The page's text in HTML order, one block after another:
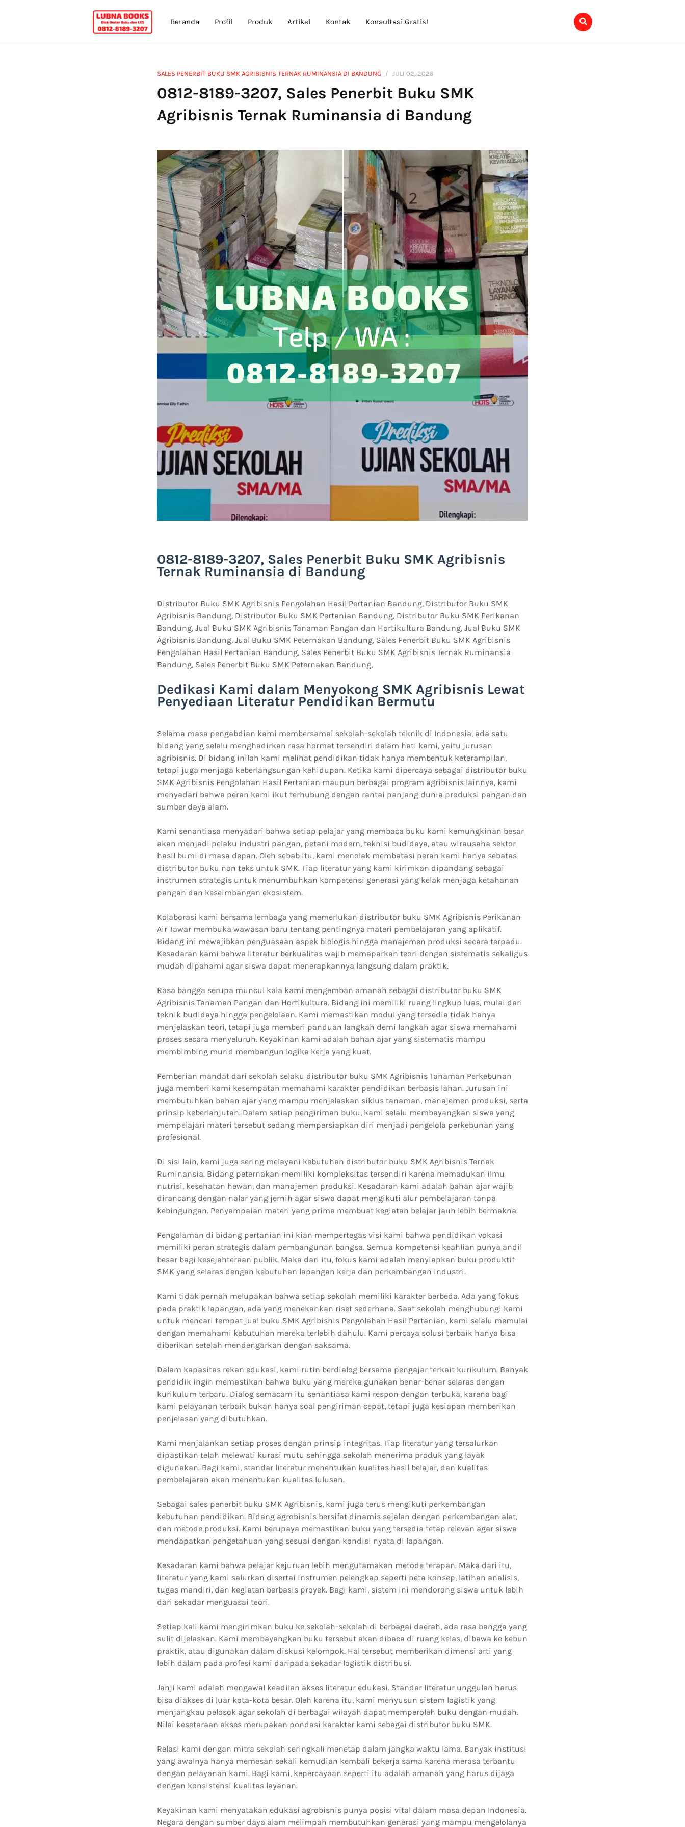
Beranda Profil Produk Artikel Kontak Konsultasi Gratis!
SALES PENERBIT BUKU SMK AGRIBISNIS TERNAK RUMINANSIA DI BANDUNG JULI 02, 2026
0812-8189-3207, Sales Penerbit Buku SMK
Agribisnis Ternak Ruminansia di Bandung
0812-8189-3207, Sales Penerbit Buku SMK Agribisnis
Ternak Ruminansia di Bandung
Distributor Buku SMK Agribisnis Pengolahan Hasil Pertanian Bandung, Distributor Buku SMK
Agribisnis Bandung, Distributor Buku SMK Pertanian Bandung, Distributor Buku SMK Perikanan
Bandung, Jual Buku SMK Agribisnis Tanaman Pangan dan Hortikultura Bandung, Jual Buku SMK
Agribisnis Bandung, Jual Buku SMK Peternakan Bandung, Sales Penerbit Buku SMK Agribisnis
Pengolahan Hasil Pertanian Bandung, Sales Penerbit Buku SMK Agribisnis Ternak Ruminansia
Bandung, Sales Penerbit Buku SMK Peternakan Bandung,
Dedikasi Kami dalam Menyokong SMK Agribisnis Lewat
Penyediaan Literatur Pendidikan Bermutu
Selama masa pengabdian kami membersamai sekolah-sekolah teknik di Indonesia, ada satu
bidang yang selalu menghadirkan rasa hormat tersendiri dalam hati kami, yaitu jurusan
agribisnis. Di bidang inilah kami melihat pendidikan tidak hanya membentuk keterampilan,
tetapi juga menjaga keberlangsungan kehidupan. Ketika kami dipercaya sebagai distributor buku
SMK Agribisnis Pengolahan Hasil Pertanian maupun berbagai program agribisnis lainnya, kami
menyadari bahwa peran kami ikut terhubung dengan rantai panjang dunia produksi pangan dan
sumber daya alam.
Kami senantiasa menyadari bahwa setiap pelajar yang membaca buku kami kemungkinan besar
akan menjadi pelaku industri pangan, petani modern, teknisi budidaya, atau wirausaha sektor
hasil bumi di masa depan. Oleh sebab itu, kami menolak membatasi peran kami hanya sebatas
distributor buku non teks untuk SMK. Tiap literatur yang kami kirimkan dipandang sebagai
instrumen strategis untuk menumbuhkan kompetensi generasi yang kelak menjaga ketahanan
pangan dan keseimbangan ekosistem.
Kolaborasi kami bersama lembaga yang memerlukan distributor buku SMK Agribisnis Perikanan
Air Tawar membuka wawasan baru tentang pentingnya materi pembelajaran yang aplikatif.
Bidang ini mewajibkan penguasaan aspek biologis hingga manajemen produksi secara terpadu.
Kesadaran kami bahwa literatur berkualitas wajib memaparkan teori dengan sistematis sekaligus
mudah dipahami agar siswa dapat menerapkannya langsung dalam praktik.
Rasa bangga serupa muncul kala kami mengemban amanah sebagai distributor buku SMK
Agribisnis Tanaman Pangan dan Hortikultura. Bidang ini memiliki ruang lingkup luas, mulai dari
teknik budidaya hingga pengelolaan. Kami memastikan modul yang tersedia tidak hanya
menjelaskan teori, tetapi juga memberi panduan langkah demi langkah agar siswa memahami
proses secara menyeluruh. Keyakinan kami adalah bahan ajar yang sistematis mampu
membimbing murid membangun logika kerja yang kuat.
Pemberian mandat dari sekolah selaku distributor buku SMK Agribisnis Tanaman Perkebunan
juga memberi kami kesempatan memahami karakter pendidikan berbasis lahan. Jurusan ini
membutuhkan bahan ajar yang mampu menjelaskan siklus tanaman, manajemen produksi, serta
prinsip keberlanjutan. Dalam setiap pengiriman buku, kami selalu membayangkan siswa yang
mempelajari materi tersebut sedang mempersiapkan diri menjadi pengelola perkebunan yang
profesional.
Di sisi lain, kami juga sering melayani kebutuhan distributor buku SMK Agribisnis Ternak
Ruminansia. Bidang peternakan memiliki kompleksitas tersendiri karena memadukan ilmu
nutrisi, kesehatan hewan, dan manajemen produksi. Kesadaran kami adalah bahan ajar wajib
dirancang dengan nalar yang jernih agar siswa dapat mengikuti alur pembelajaran tanpa
kebingungan. Penyampaian materi yang prima membuat kegiatan belajar jauh lebih bermakna.
Pengalaman di bidang pertanian ini kian mempertegas visi kami bahwa pendidikan vokasi
memiliki peran strategis dalam pembangunan bangsa. Semua kompetensi keahlian punya andil
besar bagi kesejahteraan publik. Maka dari itu, fokus kami adalah menyiapkan buku produktif
SMK yang selaras dengan kebutuhan lapangan kerja dan perkembangan industri.
Kami tidak pernah melupakan bahwa setiap sekolah memiliki karakter berbeda. Ada yang fokus
pada praktik lapangan, ada yang menekankan riset sederhana. Saat sekolah menghubungi kami
untuk mencari tempat jual buku SMK Agribisnis Pengolahan Hasil Pertanian, kami selalu memulai
dengan memahami kebutuhan mereka terlebih dahulu. Kami percaya solusi terbaik hanya bisa
diberikan setelah mendengarkan dengan saksama.
Dalam kapasitas rekan edukasi, kami rutin berdialog bersama pengajar terkait kurikulum. Banyak
pendidik ingin memastikan bahwa buku yang mereka gunakan benar-benar selaras dengan
kurikulum terbaru. Dialog semacam itu senantiasa kami respon dengan terbuka, karena bagi
kami pelayanan terbaik bukan hanya soal pengiriman cepat, tetapi juga kesiapan memberikan
penjelasan yang dibutuhkan.
Kami menjalankan setiap proses dengan prinsip integritas. Tiap literatur yang tersalurkan
dipastikan telah melewati kurasi mutu sehingga sekolah menerima produk yang layak
digunakan. Bagi kami, standar literatur menentukan kualitas hasil belajar, dan kualitas
pembelajaran akan menentukan kualitas lulusan.
Sebagai sales penerbit buku SMK Agribisnis, kami juga terus mengikuti perkembangan
kebutuhan pendidikan. Bidang agrobisnis bersifat dinamis sejalan dengan perkembangan alat,
dan metode produksi. Kami berupaya memastikan buku yang tersedia tetap relevan agar siswa
mendapatkan pengetahuan yang sesuai dengan kondisi nyata di lapangan.
Kesadaran kami bahwa pelajar kejuruan lebih mengutamakan metode terapan. Maka dari itu,
literatur yang kami salurkan disertai instrumen pelengkap seperti peta konsep, latihan analisis,
tugas mandiri, dan kegiatan berbasis proyek. Bagi kami, sistem ini mendorong siswa untuk lebih
dari sekadar menguasai teori.
Setiap kali kami mengirimkan buku ke sekolah-sekolah di berbagai daerah, ada rasa bangga yang
sulit dijelaskan. Kami membayangkan buku tersebut akan dibaca di ruang kelas, dibawa ke kebun
praktik, atau digunakan dalam diskusi kelompok. Hal tersebut memberikan dimensi arti yang
lebih dalam pada profesi kami daripada sekadar logistik distribusi.
Janji kami adalah mengawal keadilan akses literatur edukasi. Standar literatur unggulan harus
bisa diakses di luar kota-kota besar. Oleh karena itu, kami menyusun sistem logistik yang
menjangkau pelosok agar sekolah di berbagai wilayah dapat memperoleh buku dengan mudah.
Nilai kesetaraan akses merupakan pondasi karakter kami sebagai distributor buku SMK.
Relasi kami dengan mitra sekolah seringkali menetap dalam jangka waktu lama. Banyak institusi
yang awalnya hanya memesan sekali kemudian kembali bekerja sama karena merasa terbantu
dengan pelayanan kami. Bagi kami, kepercayaan seperti itu adalah amanah yang harus dijaga
dengan konsistensi kualitas layanan.
Keyakinan kami menyatakan edukasi agrobisnis punya posisi vital dalam masa depan Indonesia.
Negara dengan sumber daya alam melimpah membutuhkan generasi yang mampu mengelolanya